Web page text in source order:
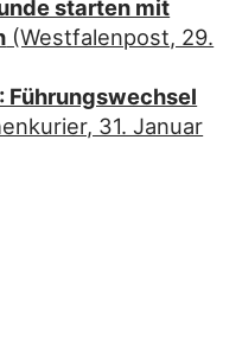
starten mit
(Westfalenpost, 29.
Führungswechsel
31. Januar